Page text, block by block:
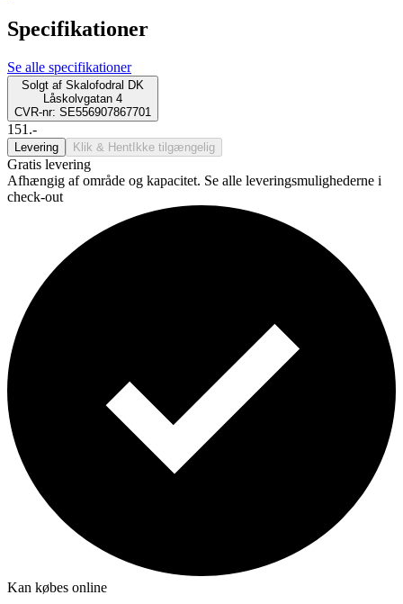
Specifikationer
Se alle specifikationer
Solgt af Skalofodral DK
Låskolvgatan 4
CVR-nr: SE556907867701
151.-
Levering Klik & Hent Ikke tilgængelig
Gratis levering
Afhængig af område og kapacitet. Se alle leveringsmulighederne i
check-out
Kan købes online